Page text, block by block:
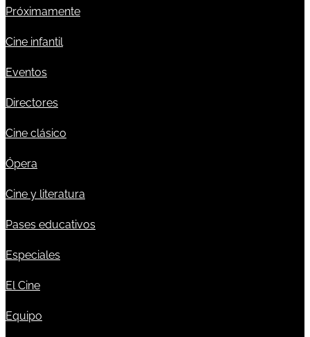
Próximamente
Cine infantil
Eventos
Directores
Cine clásico
Ópera
Cine y literatura
Pases educativos
Especiales
El Cine
Equipo